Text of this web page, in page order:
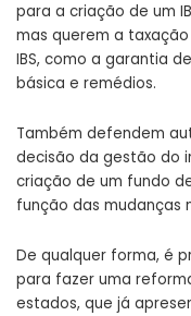
para a criação de um
mas querem a
IBS, como a garantia
básica e remédios.
Também defendem
decisão da gestão do
criação de um fundo
função das mudanças
De qualquer forma, é
para fazer uma
estados, que já